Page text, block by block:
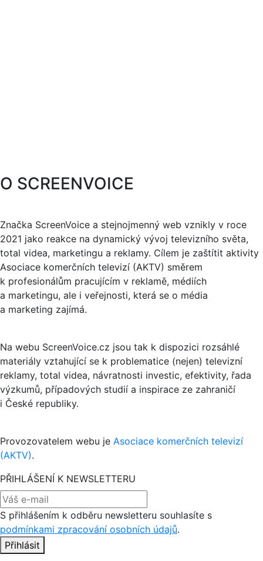
O SCREENVOICE
Značka ScreenVoice a stejnojmenný web vznikly v roce
2021 jako reakce na dynamický vývoj televizního světa,
total videa, marketingu a reklamy. Cílem je zaštítit aktivity
Asociace komerčních televizí (AKTV) směrem
k profesionálům pracujícím v reklamě, médiích
a marketingu, ale i veřejnosti, která se o média
a marketing zajímá.
Na webu ScreenVoice.cz jsou tak k dispozici rozsáhlé
materiály vztahující se k problematice (nejen) televizní
reklamy, total videa, návratnosti investic, efektivity, řada
výzkumů, případových studií a inspirace ze zahraničí
i České republiky.
Provozovatelem webu je Asociace komerčních televizí
(AKTV).
PŘIHLÁŠENÍ K NEWSLETTERU
S přihlášením k odběru newsletteru souhlasíte s
podmínkami zpracování osobních údajů.
Přihlásit